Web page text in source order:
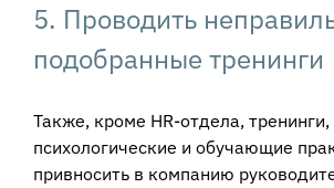
5. Проводить
подобранные тренинги
Также, кроме HR-отдела, тренинги,
психологические и обучающие
привносить в компанию